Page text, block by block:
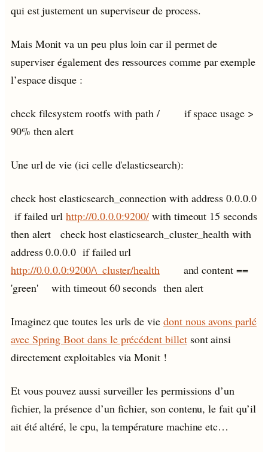
qui est justement un superviseur de process.
Mais Monit va un peu plus loin car il permet de
superviser également des ressources comme par exemple
l’espace disque :
check filesystem rootfs with path / if space usage >
90% then alert
Une url de vie (ici celle d'elasticsearch):
check host elasticsearch_connection with address 0.0.0.0
if failed urlhttp://0.0.0.0:9200/ with timeout 15 seconds
then alert check host elasticsearch_cluster_health with
address 0.0.0.0 if failed url
http://0.0.0.0:9200/\_cluster/healthand content ==
'green' with timeout 60 seconds then alert
Imaginez que toutes les urls de vie dont nous avons parlé
avec Spring Boot dans le précédent billetsont ainsi
directement exploitables via Monit !
Et vous pouvez aussi surveiller les permissions d’un
fichier, la présence d’un fichier, son contenu, le fait qu’il
ait été altéré, le cpu, la température machine etc…